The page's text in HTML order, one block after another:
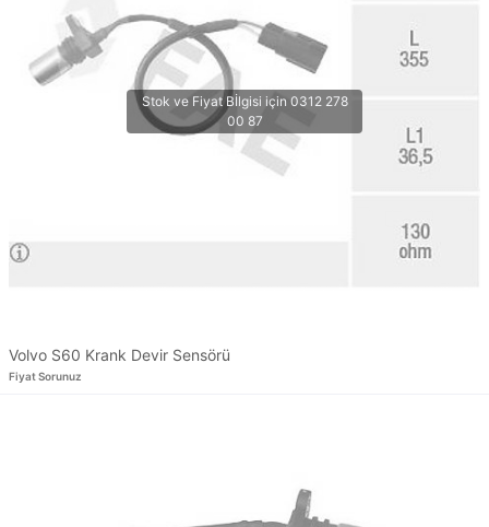
Volvo S60 Krank Devir Sensörü
Fiyat Sorunuz